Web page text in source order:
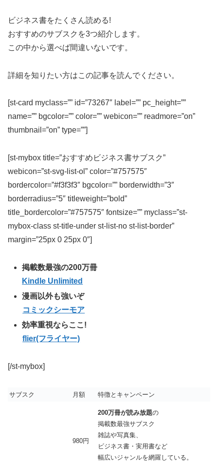
ビジネス書をたくさん読める!
おすすめのサブスクを3つ紹介します。
この中から選べば間違いないです。
詳細を知りたい方はこの記事を読んでください。
[st-card myclass=”” id=”73267″ label=”” pc_height=””
name=”” bgcolor=”” color=”” webicon=”” readmore=”on”
thumbnail=”on” type=””]
[st-mybox title=”おすすめビジネス書サブスク”
webicon=”st-svg-list-ol” color=”#757575″
bordercolor=”#f3f3f3″ bgcolor=”” borderwidth=”3″
borderradius=”5″ titleweight=”bold”
title_bordercolor=”#757575″ fontsize=”” myclass=”st-
mybox-class st-title-under st-list-no st-list-border”
margin=”25px 0 25px 0″]
掲載数最強の200万冊
Kindle Unlimited
漫画以外も強いぞ
コミックシーモア
効率重視ならここ!
flier(フライヤー)
[/st-mybox]
サブスク 月額 特徴とキャンペーン
980円
200万冊が読み放題の
掲載数最強サブスク
雑誌や写真集、
ビジネス書・実用書など
幅広いジャンルを網羅している。